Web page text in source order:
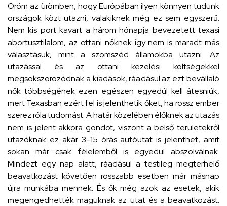
Öröm az ürömben, hogy Európában ilyen könnyen tudunk
országok közt utazni, valakiknek még ez sem egyszerű.
Nem kis port kavart a három hónapja bevezetett texasi
abortusztilalom, az ottani nőknek így nem is maradt más
választásuk, mint a szomszéd államokba utazni. Az
utazással és az ottani kezelési költségekkel
megsokszorozódnak a kiadások, ráadásul az ezt bevállaló
nők többségének ezen egészen egyedül kell átesniük,
mert Texasban ezért fel is jelenthetik őket, ha rossz ember
szerez róla tudomást. A határ közelében élőknek az utazás
nem is jelent akkora gondot, viszont a belső területekről
utazóknak ez akár 3-15 órás autóutat is jelenthet, amit
sokan már csak félelemből is egyedül abszolválnak.
Mindezt egy nap alatt, ráadásul a testileg megterhelő
beavatkozást követően rosszabb esetben már másnap
újra munkába mennek. És ők még azok az esetek, akik
megengedhették maguknak az utat és a beavatkozást.